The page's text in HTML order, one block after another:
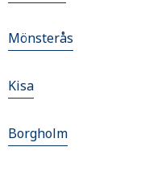
Mönsterås
Kisa
Borgholm